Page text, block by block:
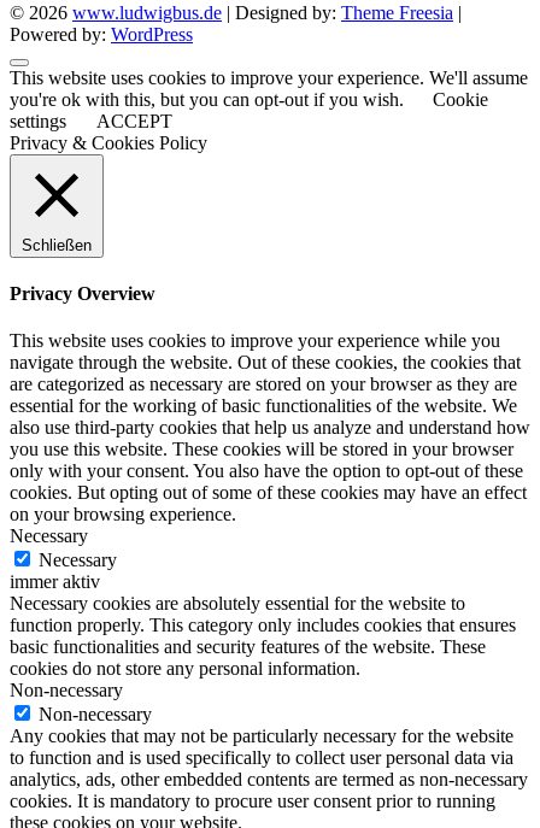
© 2026 www.ludwigbus.de | Designed by: Theme Freesia |
Powered by: WordPress
This website uses cookies to improve your experience. We'll assume
you're ok with this, but you can opt-out if you wish.
Cookie
settings
ACCEPT
Privacy & Cookies Policy
Schließen
Privacy Overview
This website uses cookies to improve your experience while you
navigate through the website. Out of these cookies, the cookies that
are categorized as necessary are stored on your browser as they are
essential for the working of basic functionalities of the website. We
also use third-party cookies that help us analyze and understand how
you use this website. These cookies will be stored in your browser
only with your consent. You also have the option to opt-out of these
cookies. But opting out of some of these cookies may have an effect
on your browsing experience.
Necessary
Necessary
immer aktiv
Necessary cookies are absolutely essential for the website to
function properly. This category only includes cookies that ensures
basic functionalities and security features of the website. These
cookies do not store any personal information.
Non-necessary
Non-necessary
Any cookies that may not be particularly necessary for the website
to function and is used specifically to collect user personal data via
analytics, ads, other embedded contents are termed as non-necessary
cookies. It is mandatory to procure user consent prior to running
these cookies on your website.